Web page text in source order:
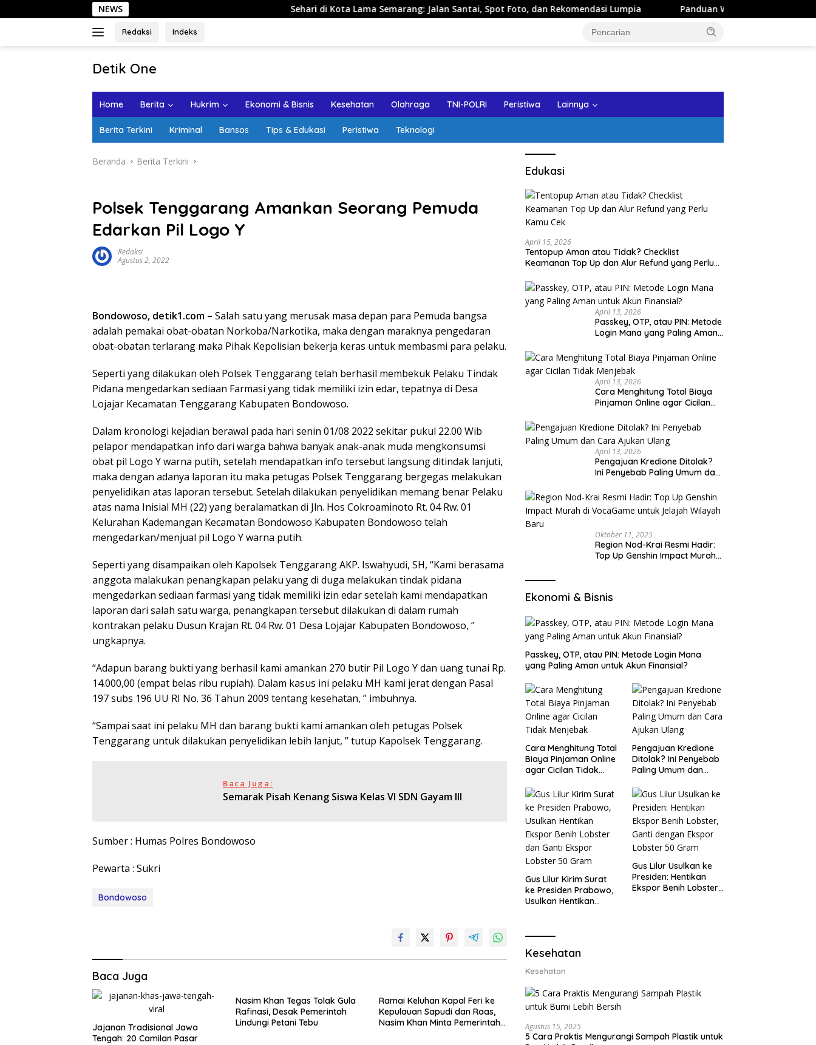
ke
NEWS Sehari di Kota Lama Semarang: Jalan Santai, Spot Foto, dan Rekomendasi Lumpia Panduan Wisata Keluarga ke Kota Batu:
Redaksi Indeks
Detik One
Ungkap
Home Berita Hukrim Ekonomi & Bisnis Kesehatan Olahraga TNI-POLRI Peristiwa Lainnya
Berita Terkini Kriminal Bansos Tips & Edukasi Peristiwa Teknologi
Beranda Berita Terkini
Polsek Tenggarang Amankan Seorang Pemuda
Edarkan Pil Logo Y
Redaksi
Agustus 2, 2022
Bondowoso, detik1.com – Salah satu yang merusak masa depan para Pemuda bangsa
adalah pemakai obat-obatan Norkoba/Narkotika, maka dengan maraknya pengedaran
obat-obatan terlarang maka Pihak Kepolisian bekerja keras untuk membasmi para pelaku.
Seperti yang dilakukan oleh Polsek Tenggarang telah berhasil membekuk Pelaku Tindak
Pidana mengedarkan sediaan Farmasi yang tidak memiliki izin edar, tepatnya di Desa
Lojajar Kecamatan Tenggarang Kabupaten Bondowoso.
Dalam kronologi kejadian berawal pada hari senin 01/08 2022 sekitar pukul 22.00 Wib
pelapor mendapatkan info dari warga bahwa banyak anak-anak muda mengkonsumsi
obat pil Logo Y warna putih, setelah mendapatkan info tersebut langsung ditindak lanjuti,
maka dengan adanya laporan itu maka petugas Polsek Tenggarang bergegas melakukan
penyelidikan atas laporan tersebut. Setelah dilakukan penyelidikan memang benar Pelaku
atas nama Inisial MH (22) yang beralamatkan di Jln. Hos Cokroaminoto Rt. 04 Rw. 01
Kelurahan Kademangan Kecamatan Bondowoso Kabupaten Bondowoso telah
mengedarkan/menjual pil Logo Y warna putih.
Seperti yang disampaikan oleh Kapolsek Tenggarang AKP. Iswahyudi, SH, “Kami berasama
anggota malakukan penangkapan pelaku yang di duga melakukan tindak pidana
mengedarkan sediaan farmasi yang tidak memiliki izin edar setelah kami mendapatkan
laporan dari salah satu warga, penangkapan tersebut dilakukan di dalam rumah
kontrakan pelaku Dusun Krajan Rt. 04 Rw. 01 Desa Lojajar Kabupaten Bondowoso, ”
ungkapnya.
“Adapun barang bukti yang berhasil kami amankan 270 butir Pil Logo Y dan uang tunai Rp.
14.000,00 (empat belas ribu rupiah). Dalam kasus ini pelaku MH kami jerat dengan Pasal
197 subs 196 UU RI No. 36 Tahun 2009 tentang kesehatan, ” imbuhnya.
“Sampai saat ini pelaku MH dan barang bukti kami amankan oleh petugas Polsek
Tenggarang untuk dilakukan penyelidikan lebih lanjut, ” tutup Kapolsek Tenggarang.
Baca Juga:
Semarak Pisah Kenang Siswa Kelas VI SDN Gayam lll
Sumber : Humas Polres Bondowoso
Pewarta : Sukri
Bondowoso
Baca Juga
Jajanan Tradisional Jawa
Tengah: 20 Camilan Pasar
Nasim Khan Tegas Tolak Gula
Rafinasi, Desak Pemerintah
Lindungi Petani Tebu
Ramai Keluhan Kapal Feri ke
Kepulauan Sapudi dan Raas,
Nasim Khan Minta Pemerintah
Edukasi
April 15, 2026
Tentopup Aman atau Tidak? Checklist
Keamanan Top Up dan Alur Refund yang Perlu
April 13, 2026
Passkey, OTP, atau PIN: Metode
Login Mana yang Paling Aman
April 13, 2026
Cara Menghitung Total Biaya
Pinjaman Online agar Cicilan
April 13, 2026
Pengajuan Kredione Ditolak?
Ini Penyebab Paling Umum dan
Oktober 11, 2025
Region Nod-Krai Resmi Hadir:
Top Up Genshin Impact Murah
Ekonomi & Bisnis
Passkey, OTP, atau PIN: Metode Login Mana
yang Paling Aman untuk Akun Finansial?
Cara Menghitung Total
Biaya Pinjaman Online
agar Cicilan Tidak
Pengajuan Kredione
Ditolak? Ini Penyebab
Paling Umum dan
Gus Lilur Kirim Surat
ke Presiden Prabowo,
Usulkan Hentikan
Lobster 50 Gram
Gus Lilur Usulkan ke
Presiden: Hentikan
Ekspor Benih Lobster,
Kesehatan
Kesehatan
Agustus 15, 2025
5 Cara Praktis Mengurangi Sampah Plastik untuk